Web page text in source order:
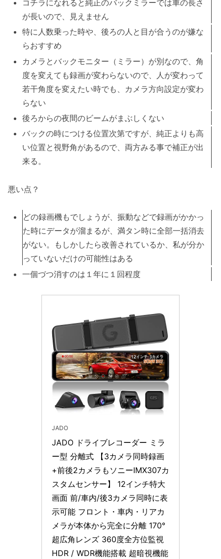
コチラになれると純正のバックミラーでは車の長さ
が長いので、見えません
特に人数乗った時や、後ろの人と目が合うのが嫌な
らおすすめ
カメラとバックモニター（ミラー）が別なので、角
度を変えても録画が変わらないので、人が変わって
若干角度を変えたい時でも、カメラ方向設定が変わ
らない
後ろからの夜間のビームがまぶしくない
バックの時につける位置次第ですが、純正よりも高
い位置と視野角があるので、両方みる事で補正が出
来る。
悪い点？
どの録画機もでしょうが、振動などで録画がかかっ
た時にデータが溜まるが、満タン時に全部一括消去
がない。もしかしたら改善されているか、私が分か
っていないだけの可能性はある
一個づつ消すのは１年に１回程度
JADO
JADO ドライブレコーダー ミラ
ー型 分離式 【3カメラ同時録画
+前後2カメラもソニーIMX307カ
スタムセンサー】 12インチ特大
画面 前/車内/後3カメラ同時に表
示可能 フロント・車内・リアカ
メラが本体から完全に分離 170°
超広角レンズ 360度全方位監視
HDR / WDR機能搭載 超暗視機能